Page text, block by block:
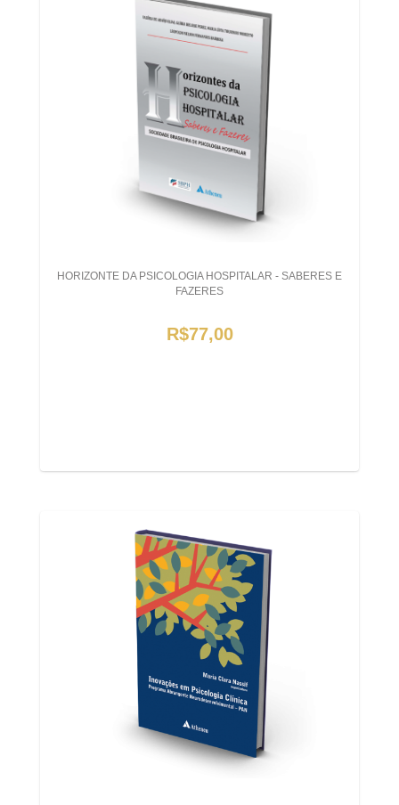
HORIZONTE DA PSICOLOGIA HOSPITALAR - SABERES E
FAZERES
R$77,00